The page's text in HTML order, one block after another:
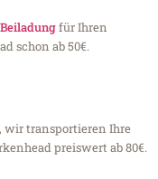
Beiladungfür Ihren
schon ab 50€.
wir transportieren Ihre
preiswert ab 80€.